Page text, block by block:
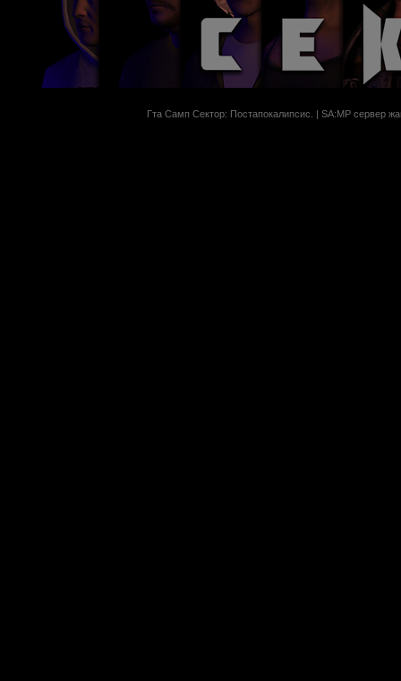
Гта Самп Сектор: Постапокалипсиc. | SA:MP сервер